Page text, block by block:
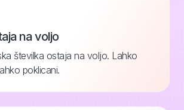
na voljo
številka ostaja na voljo. Lahko
poklicani.